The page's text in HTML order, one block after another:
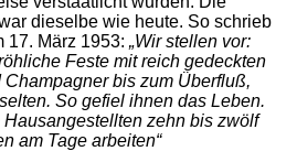
dieselbe wie heute. So schrieb
17. März 1953: „Wir stellen vor:
Feste mit reich gedeckten
bis zum Überfluß,
So gefiel ihnen das Leben.
zehn bis zwölf
am Tage arbeiten“